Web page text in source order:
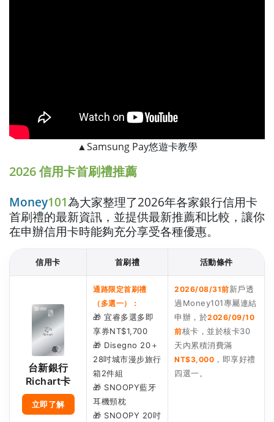
▲Samsung Pay悠遊卡教學
2026 信用卡首刷禮推薦
Money101為大家整理了2026年各家銀行信用卡
首刷禮的最新資訊，並提供最新推薦和比較，讓你
在申辦信用卡時能夠充分享受各種優惠。
信用卡 首刷禮 活動條件
台新銀行
Richart卡
立即了解
通路限定首刷禮
（多選一）：
🎁 宜睿多選多即
享券NT$1,700
🎁 Disegno 20＋
28吋城市漫步旅行
箱2件組
🎁 SNOOPY藍牙
耳機頸枕
🎁 SNOOPY 20吋
2026/08/31前新戶透
過Money101專屬連結
申辦，於2026/09/10
前核卡，並於核卡30
天內累積消費滿
NT$3,000 ，即享好禮
四選一。